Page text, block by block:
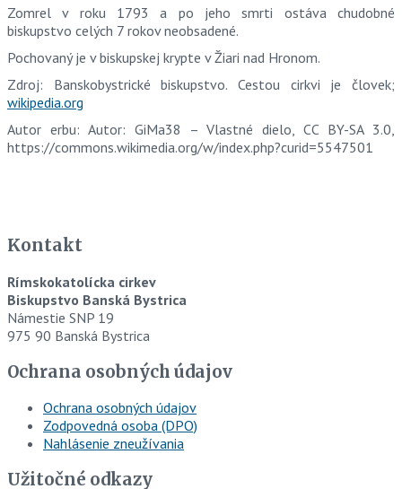
Zomrel v roku 1793 a po jeho smrti ostáva chudobné
biskupstvo celých 7 rokov neobsadené.
Pochovaný je v biskupskej krypte v Žiari nad Hronom.
Zdroj: Banskobystrické biskupstvo. Cestou cirkvi je človek;
wikipedia.org
Autor erbu: Autor: GiMa38 – Vlastné dielo, CC BY-SA 3.0,
https://commons.wikimedia.org/w/index.php?curid=5547501
Kontakt
Rímskokatolícka cirkev
Biskupstvo Banská Bystrica
Námestie SNP 19
975 90 Banská Bystrica
Ochrana osobných údajov
Ochrana osobných údajov
Zodpovedná osoba (DPO)
Nahlásenie zneužívania
Užitočné odkazy